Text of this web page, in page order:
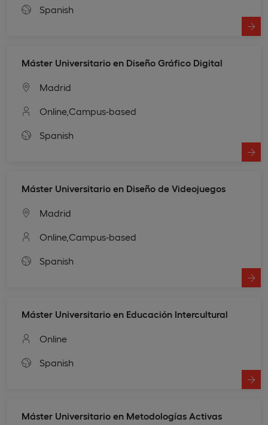
Spanish
Máster Universitario en Diseño Gráfico Digital
Madrid
Online, Campus-based
Spanish
Máster Universitario en Diseño de Videojuegos
Madrid
Online, Campus-based
Spanish
Máster Universitario en Educación Intercultural
Online
Spanish
Máster Universitario en Metodologías Activas